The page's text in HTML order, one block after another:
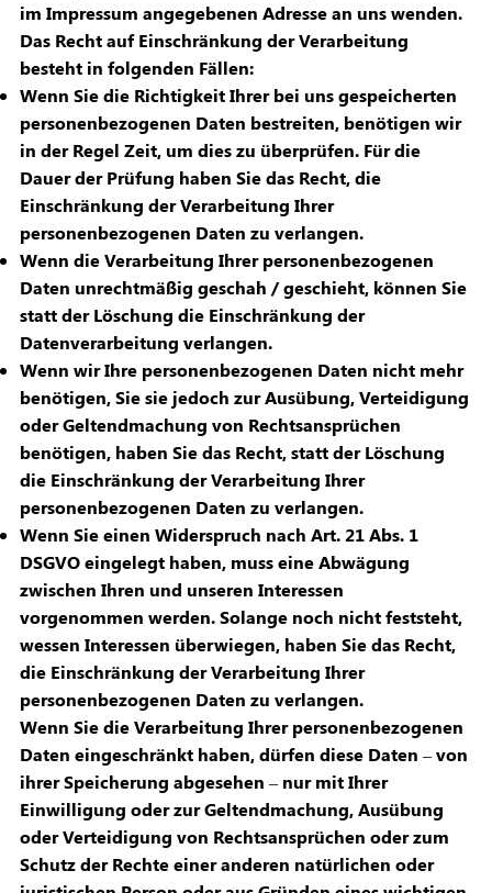
im Impressum angegebenen Adresse an uns wenden.
Das Recht auf Einschränkung der Verarbeitung
besteht in folgenden Fällen:
Wenn Sie die Richtigkeit Ihrer bei uns gespeicherten
personenbezogenen Daten bestreiten, benötigen wir
in der Regel Zeit, um dies zu überprüfen. Für die
Dauer der Prüfung haben Sie das Recht, die
Einschränkung der Verarbeitung Ihrer
personenbezogenen Daten zu verlangen.
Wenn die Verarbeitung Ihrer personenbezogenen
Daten unrechtmäßig geschah / geschieht, können Sie
statt der Löschung die Einschränkung der
Datenverarbeitung verlangen.
Wenn wir Ihre personenbezogenen Daten nicht mehr
benötigen, Sie sie jedoch zur Ausübung, Verteidigung
oder Geltendmachung von Rechtsansprüchen
benötigen, haben Sie das Recht, statt der Löschung
die Einschränkung der Verarbeitung Ihrer
personenbezogenen Daten zu verlangen.
Wenn Sie einen Widerspruch nach Art. 21 Abs. 1
DSGVO eingelegt haben, muss eine Abwägung
zwischen Ihren und unseren Interessen
vorgenommen werden. Solange noch nicht feststeht,
wessen Interessen überwiegen, haben Sie das Recht,
die Einschränkung der Verarbeitung Ihrer
personenbezogenen Daten zu verlangen.
Wenn Sie die Verarbeitung Ihrer personenbezogenen
Daten eingeschränkt haben, dürfen diese Daten – von
ihrer Speicherung abgesehen – nur mit Ihrer
Einwilligung oder zur Geltendmachung, Ausübung
oder Verteidigung von Rechtsansprüchen oder zum
Schutz der Rechte einer anderen natürlichen oder